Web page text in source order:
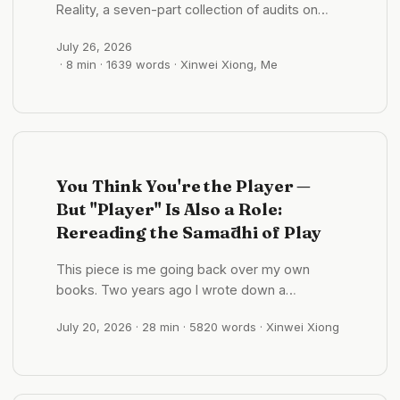
Reality, a seven-part collection of audits on
days ago, over dinner with a friend, we began
talking about what to do next. “The essence of
a business makes a lot of money, that means it
creates value. If it keeps losing money, it is
July 26, 2026
· 8 min · 1639 words · Xinwei Xiong, Me
You Think You're the Player —
But "Player" Is Also a Role:
Rereading the Samādhi of Play
This piece is me going back over my own
books. Two years ago I wrote down a
figured out. Recently, while chasing the source
— and found it may be backwards from top to
bottom. A sentence I’ve been carrying for two
July 20, 2026 · 28 min · 5820 words · Xinwei Xiong